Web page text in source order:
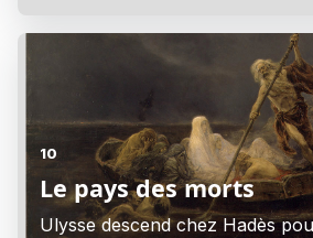
10
Le pays des morts
Ulysse descend chez Hadès